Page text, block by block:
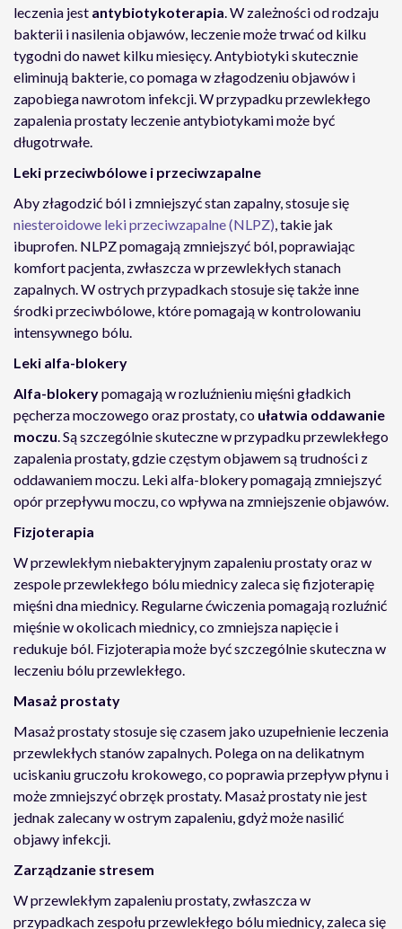
leczenia jest antybiotykoterapia. W zależności od rodzaju
bakterii i nasilenia objawów, leczenie może trwać od kilku
tygodni do nawet kilku miesięcy. Antybiotyki skutecznie
eliminują bakterie, co pomaga w złagodzeniu objawów i
zapobiega nawrotom infekcji. W przypadku przewlekłego
zapalenia prostaty leczenie antybiotykami może być
długotrwałe.
Leki przeciwbólowe i przeciwzapalne
Aby złagodzić ból i zmniejszyć stan zapalny, stosuje się
niesteroidowe leki przeciwzapalne (NLPZ), takie jak
ibuprofen. NLPZ pomagają zmniejszyć ból, poprawiając
komfort pacjenta, zwłaszcza w przewlekłych stanach
zapalnych. W ostrych przypadkach stosuje się także inne
środki przeciwbólowe, które pomagają w kontrolowaniu
intensywnego bólu.
Leki alfa-blokery
Alfa-blokerypomagają w rozluźnieniu mięśni gładkich
pęcherza moczowego oraz prostaty, co ułatwia oddawanie
moczu. Są szczególnie skuteczne w przypadku przewlekłego
zapalenia prostaty, gdzie częstym objawem są trudności z
oddawaniem moczu. Leki alfa-blokery pomagają zmniejszyć
opór przepływu moczu, co wpływa na zmniejszenie objawów.
Fizjoterapia
W przewlekłym niebakteryjnym zapaleniu prostaty oraz w
zespole przewlekłego bólu miednicy zaleca się fizjoterapię
mięśni dna miednicy. Regularne ćwiczenia pomagają rozluźnić
mięśnie w okolicach miednicy, co zmniejsza napięcie i
redukuje ból. Fizjoterapia może być szczególnie skuteczna w
leczeniu bólu przewlekłego.
Masaż prostaty
Masaż prostaty stosuje się czasem jako uzupełnienie leczenia
przewlekłych stanów zapalnych. Polega on na delikatnym
uciskaniu gruczołu krokowego, co poprawia przepływ płynu i
może zmniejszyć obrzęk prostaty. Masaż prostaty nie jest
jednak zalecany w ostrym zapaleniu, gdyż może nasilić
objawy infekcji.
Zarządzanie stresem
W przewlekłym zapaleniu prostaty, zwłaszcza w
przypadkach zespołu przewlekłego bólu miednicy, zaleca się